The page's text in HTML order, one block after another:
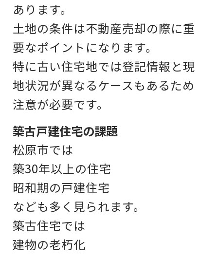
あります。
土地の条件は不動産売却の際に重
要なポイントになります。
特に古い住宅地では登記情報と現
地状況が異なるケースもあるため
注意が必要です。
築古戸建住宅の課題
松原市では
築30年以上の住宅
昭和期の戸建住宅
なども多く見られます。
築古住宅では
建物の老朽化